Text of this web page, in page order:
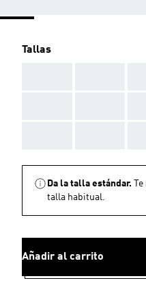
Tallas
Da la talla estándar.
talla habitual.
Añadir al carrito